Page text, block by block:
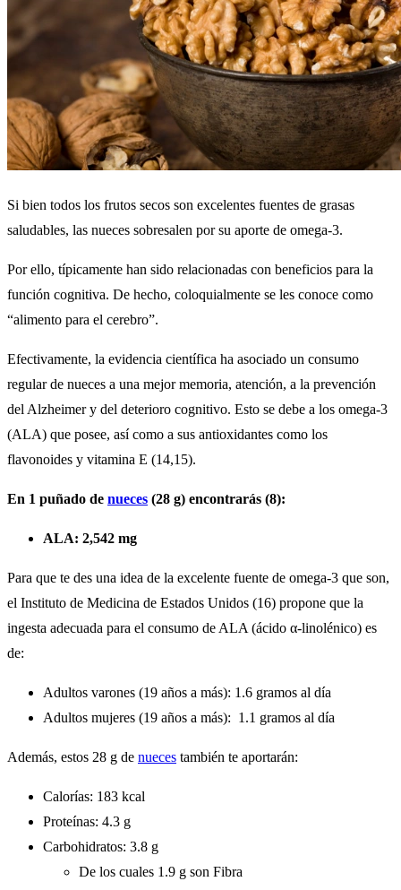
Si bien todos los frutos secos son excelentes fuentes de grasas
saludables, las nueces sobresalen por su aporte de omega-3.
Por ello, típicamente han sido relacionadas con beneficios para la
función cognitiva. De hecho, coloquialmente se les conoce como
“alimento para el cerebro”.
Efectivamente, la evidencia científica ha asociado un consumo
regular de nueces a una mejor memoria, atención, a la prevención
del Alzheimer y del deterioro cognitivo. Esto se debe a los omega-3
(ALA) que posee, así como a sus antioxidantes como los
flavonoides y vitamina E (14,15).
En 1 puñado de nueces (28 g) encontrarás (8):
ALA: 2,542 mg
Para que te des una idea de la excelente fuente de omega-3 que son,
el Instituto de Medicina de Estados Unidos (16) propone que la
ingesta adecuada para el consumo de ALA (ácido α-linolénico) es
de:
Adultos varones (19 años a más): 1.6 gramos al día
Adultos mujeres (19 años a más): 1.1 gramos al día
Además, estos 28 g de nueces también te aportarán:
Calorías: 183 kcal
Proteínas: 4.3 g
Carbohidratos: 3.8 g
De los cuales 1.9 g son Fibra